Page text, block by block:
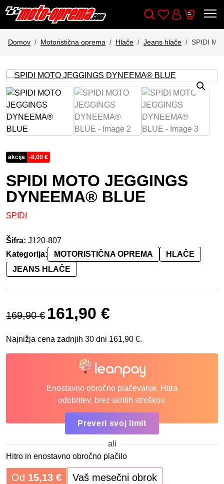
Wishlist
Cart
Domov Motoristična oprema Hlače Jeans hlače SPIDI
akcija -8,00 €
SPIDI MOTO JEGGINGS
DYNEEMA® BLUE
SPIDI
Šifra: J120-807
Kategorija:
MOTORISTIČNA OPREMA
HLAČE
JEANS HLAČE
169,90€
Izvirna cena je bila: 169,90 €.
161,90 €
Najnižja cena zadnjih 30 dni 161,90 €.
Enostavno obročno plačevanje. Hitra
odobritev, brez skritih stroškov.
Preveri svoj limit
ali
Hitro in enostavno obročno plačilo
Od 15,13 € Vaš mesečni obrok